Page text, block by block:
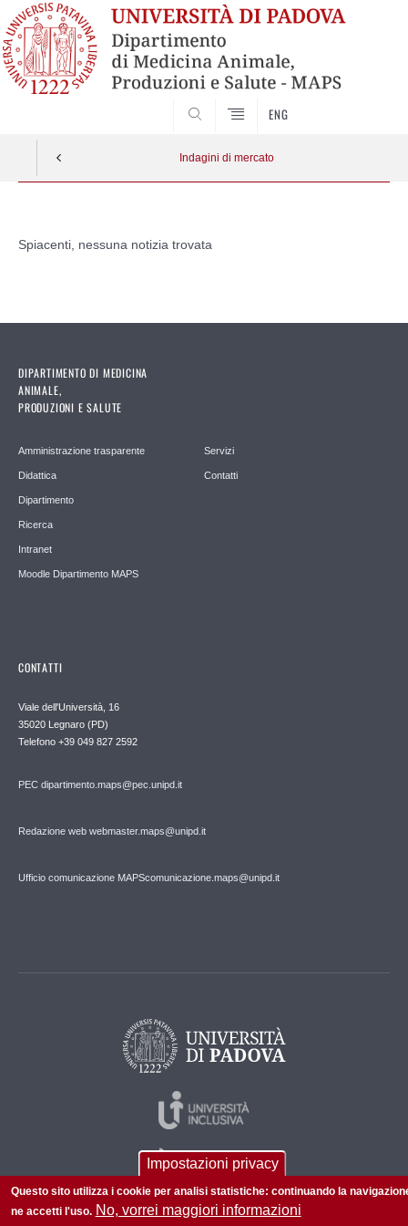
ENG
Indagini di mercato
contenuto
Spiacenti, nessuna notizia trovata
DIPARTIMENTO DI MEDICINA
ANIMALE,
PRODUZIONI E SALUTE
Amministrazione trasparente
Didattica
Dipartimento
Ricerca
Intranet
Moodle Dipartimento MAPS
Servizi
Contatti
CONTATTI
Viale dell'Università, 16
35020 Legnaro (PD)
Telefono +39 049 827 2592
PEC dipartimento.maps@pec.unipd.it
Redazione web webmaster.maps@unipd.it
Ufficio comunicazione MAPScomunicazione.maps@unipd.it
Impostazioni privacy
Questo sito utilizza i cookie per analisi statistiche: continuando la
ne accetti l'uso. No, vorrei maggiori informazioni